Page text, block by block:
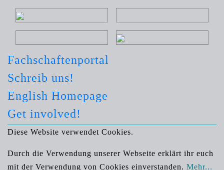
Fachschaftenportal
Schreib uns!
English Homepage
Get involved!
Diese Website verwendet Cookies.
Durch die Verwendung unserer Webseite erklärt ihr euch
mit der Verwendung von Cookies einverstanden. Mehr...